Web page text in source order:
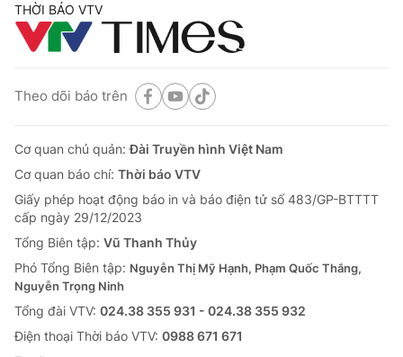
THỜI BÁO VTV
Theo dõi báo trên
Cơ quan chủ quản:Đài Truyền hình Việt Nam
Cơ quan báo chí: Thời báo VTV
Giấy phép hoạt động báo in và báo điện tử số 483/GP-BTTTT
cấp ngày 29/12/2023
Tổng Biên tập: Vũ Thanh Thủy
Phó Tổng Biên tập: Nguyễn Thị Mỹ Hạnh, Phạm Quốc Thắng,
Nguyễn Trọng Ninh
Tổng đài VTV: 024.38 355 931 - 024.38 355 932
Ðiện thoại Thời báo VTV: 0988 671 671